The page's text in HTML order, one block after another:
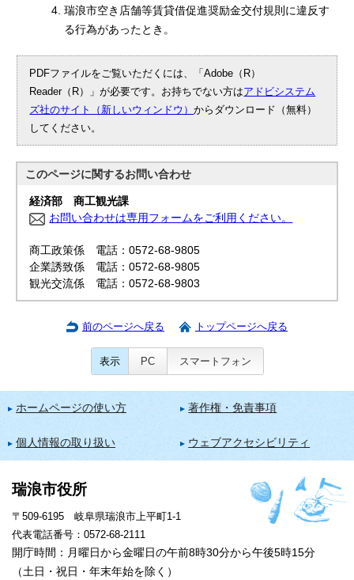
瑞浪市空き店舗等賃貸借促進奨励金交付規則に違反す
る行為があったとき。
PDFファイルをご覧いただくには、「Adobe（R）
Reader（R）」が必要です。お持ちでない方はアドビシステム
ズ社のサイト（新しいウィンドウ）からダウンロード（無料）
してください。
このページに関するお問い合わせ
経済部 商工観光課
お問い合わせは専用フォームをご利用ください。
商工政策係 電話：0572-68-9805
企業誘致係 電話：0572-68-9805
観光交流係 電話：0572-68-9803
前のページへ戻る トップページへ戻る
表示 PC スマートフォン
ホームページの使い方 著作権・免責事項
個人情報の取り扱い ウェブアクセシビリティ
瑞浪市役所
〒509-6195 岐阜県瑞浪市上平町1-1
代表電話番号：0572-68-2111
開庁時間：月曜日から金曜日の午前8時30分から午後5時15分
（土日・祝日・年末年始を除く）